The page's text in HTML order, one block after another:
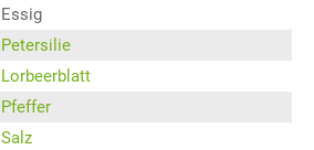
Essig
Petersilie
Lorbeerblatt
Pfeffer
Salz